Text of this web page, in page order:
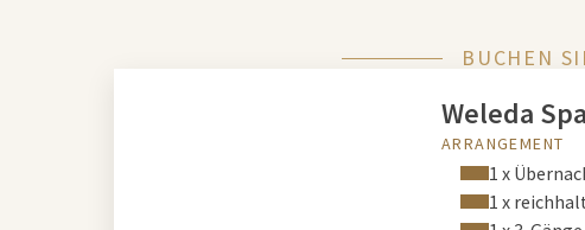
BUCHEN
Weleda
ARRANGEMENT
1 x
1 x